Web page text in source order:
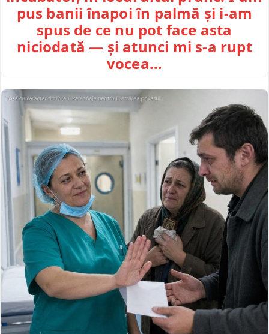
pus banii înapoi în palmă și i-am
spus de ce nu pot face asta
niciodată — și atunci mi s-a rupt
vocea…